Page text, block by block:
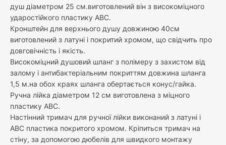
душ діаметром 25 см.виготовлений він з високоміцного
ударостійкого пластику АВС.
Кронштейн для верхнього душу довжиною 40см
виготовлений з латуні і покритий хромом, що свідчить про
довговічність і якість.
Високоміцний душовий шланг з полімеру з захистом від
залому і антибактеріальним покриттям довжина шланга
1,5 м.на обох краях шланга обертається конус/гайка.
Ручна лійка діаметром 12 см виготовлена з міцного
пластику АВС.
Настінний тримач для ручної лійки виконаний з латуні і
АВС пластика покритого хромом. Кріпиться тримач на
стіну, за допомогою дюбелів для швидкого монтажу